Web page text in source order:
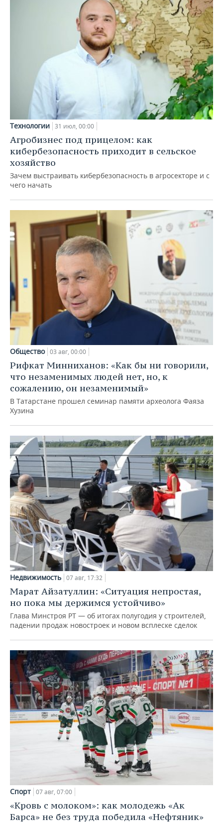
Технологии 31 июл, 00:00
Агробизнес под прицелом: как
кибербезопасность приходит в сельское
хозяйство
Зачем выстраивать кибербезопасность в агросекторе и с
чего начать
Общество 03 авг, 00:00
Рифкат Минниханов: «Как бы ни говорили,
что незаменимых людей нет, но, к
сожалению, он незаменимый»
В Татарстане прошел семинар памяти археолога Фаяза
Хузина
Недвижимость 07 авг, 17:32
Марат Айзатуллин: «Ситуация непростая,
но пока мы держимся устойчиво»
Глава Минстроя РТ — об итогах полугодия у строителей,
падении продаж новостроек и новом всплеске сделок
Спорт 07 авг, 07:00
«Кровь с молоком»: как молодежь «Ак
Барса» не без труда победила «Нефтяник»